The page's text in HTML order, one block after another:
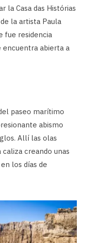
la Casa das Histórias
la artista Paula
fue residencia
encuentra abierta a
paseo marítimo
abismo
Allí las olas
creando unas
los días de